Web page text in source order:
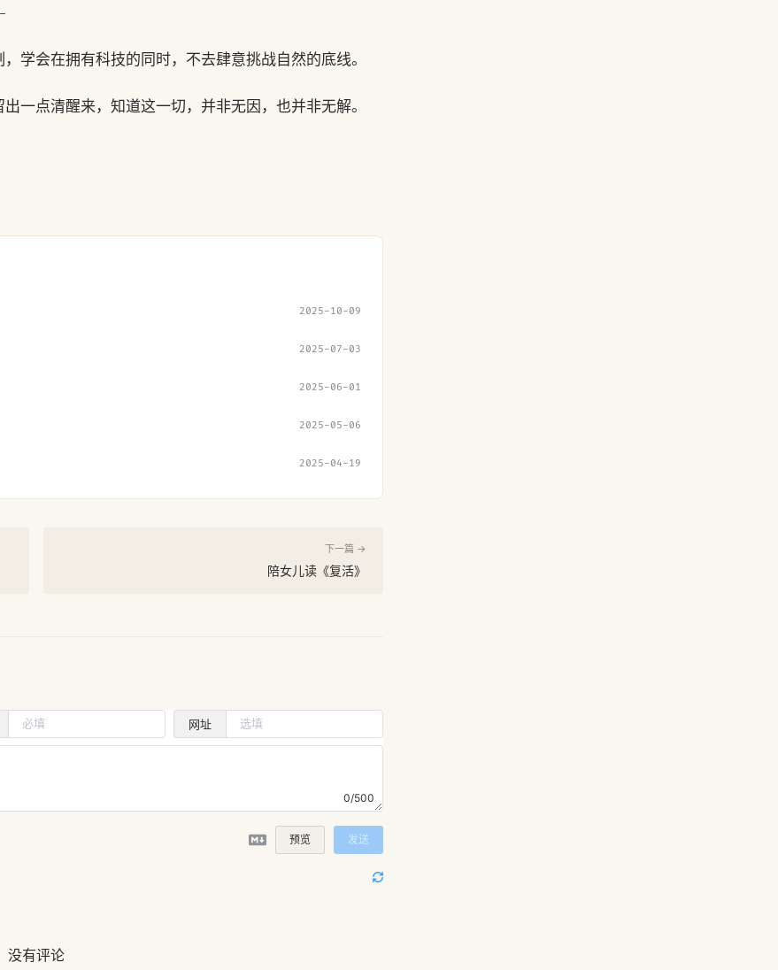
学会在拥有科技的同时，不去肆意挑战自然的底线。
一点清醒来，知道这一切，并非无因，也并非无解。
2025-10-09
2025-07-03
2025-06-01
2025-05-06
2025-04-19
下一篇 →
陪女儿读《复活》
网址
0/500
预览 发送
没有评论